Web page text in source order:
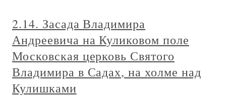
2.14. Засада Владимира
Андреевича на Куликовом поле
Московская церковь Святого
Владимира в Садах, на холме над
Кулишками